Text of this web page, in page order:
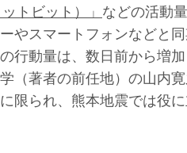
トビット）」 などの活動
やスマートフォンなどと
行動量は、数日前から増
（著者の前任地）の山内寛
限られ、熊本地震では役